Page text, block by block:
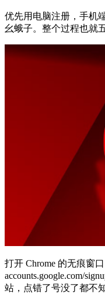
优先用电脑注册，手机
幺蛾子。整个过程也就
打开 Chrome 的无痕窗
accounts.google.com/
站，点错了号没了都不